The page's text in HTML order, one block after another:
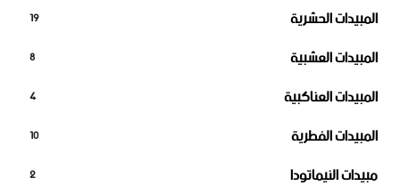
المبيدات الحشرية 19
المبيدات العشبية 8
المبيدات العناكبية 4
المبيدات الفطرية 10
مبيدات النيماتودا 2